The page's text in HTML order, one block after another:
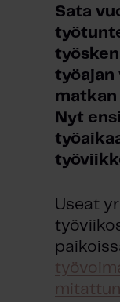
Sata
työajan
matkan
Nyt
Useat